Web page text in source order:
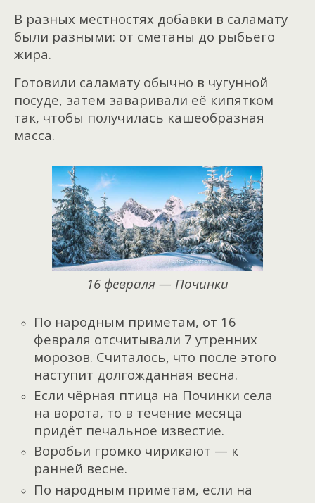
В разных местностях добавки в саламату
были разными: от сметаны до рыбьего
жира.
Готовили саламату обычно в чугунной
посуде, затем заваривали её кипятком
так, чтобы получилась кашеобразная
масса.
16 февраля — Починки
По народным приметам, от 16
февраля отсчитывали 7 утренних
морозов. Считалось, что после этого
наступит долгожданная весна.
Если чёрная птица на Починки села
на ворота, то в течение месяца
придёт печальное известие.
Воробьи громко чирикают — к
ранней весне.
По народным приметам, если на